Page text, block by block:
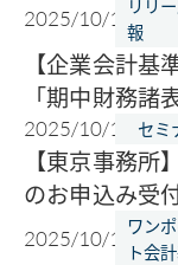
2025/10/16
リリ
報
【企業会計
「期中財務
2025/10/14 セミ
【東京事務所
のお申込み受
2025/10/14
ワン
ト会